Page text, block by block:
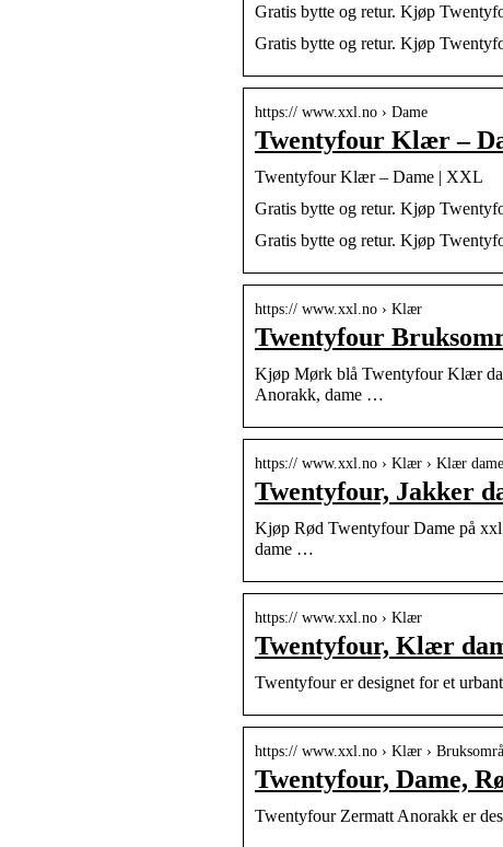
Gratis bytte og retur. Kjøp
Gratis bytte og retur. Kjøp
https:// www.xxl.no › Dame
Twentyfour Klær –
Twentyfour Klær – Dame | XXL
Gratis bytte og retur. Kjøp
Gratis bytte og retur. Kjøp
https:// www.xxl.no › Klær
Twentyfour
Kjøp Mørk blå Twentyfour Klær
Anorakk, dame …
https:// www.xxl.no › Klær › Klær dame
Twentyfour, Jakker
Kjøp Rød Twentyfour Dame på
dame …
https:// www.xxl.no › Klær
Twentyfour, Klær
Twentyfour er designet for et
https:// www.xxl.no › Klær ›
Twentyfour, Dame,
Twentyfour Zermatt Anorakk er